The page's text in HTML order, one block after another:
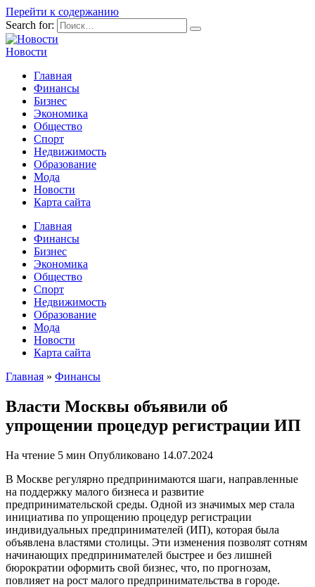
Перейти к содержанию
Search for:
Новости
Главная
Финансы
Бизнес
Экономика
Общество
Спорт
Недвижимость
Образование
Мода
Новости
Карта сайта
Главная
Финансы
Бизнес
Экономика
Общество
Спорт
Недвижимость
Образование
Мода
Новости
Карта сайта
Главная » Финансы
Власти Москвы объявили об
упрощении процедур регистрации ИП
На чтение 5 мин Опубликовано 14.07.2024
В Москве регулярно предпринимаются шаги, направленные
на поддержку малого бизнеса и развитие
предпринимательской среды. Одной из значимых мер стала
инициатива по упрощению процедур регистрации
индивидуальных предпринимателей (ИП), которая была
объявлена властями столицы. Эти изменения позволят сотням
начинающих предпринимателей быстрее и без лишней
бюрократии оформить свой бизнес, что, по прогнозам,
повлияет на рост малого предпринимательства в городе.